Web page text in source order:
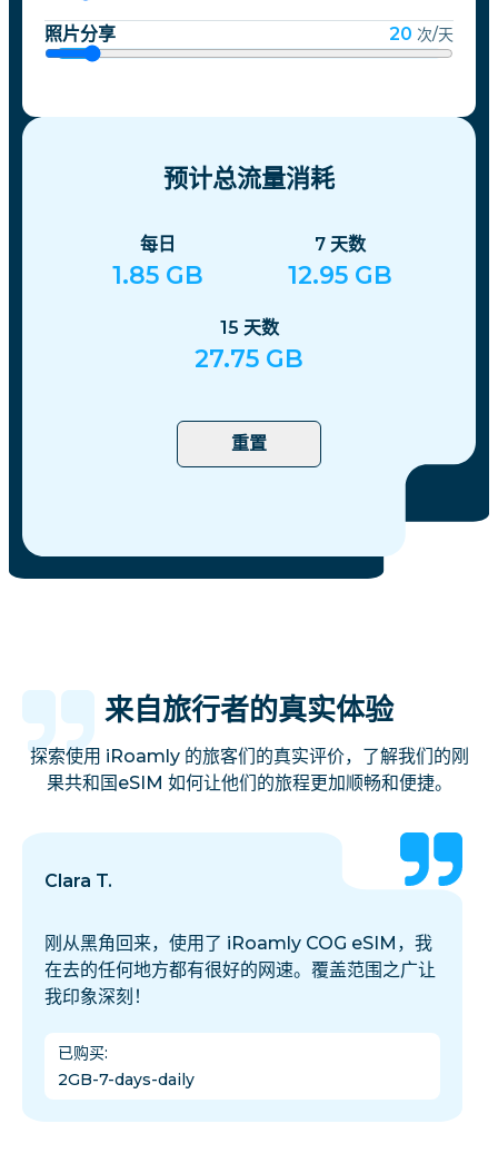
照片分享 20 次/天
预计总流量消耗
每日
1.85 GB
7 天数
12.95 GB
15 天数
27.75 GB
重置
来自旅行者的真实体验
探索使用 iRoamly 的旅客们的真实评价，了解我们的刚
果共和国eSIM 如何让他们的旅程更加顺畅和便捷。
Clara T.
刚从黑角回来，使用了 iRoamly COG eSIM，我
在去的任何地方都有很好的网速。覆盖范围之广让
我印象深刻！
已购买:
2GB-7-days-daily